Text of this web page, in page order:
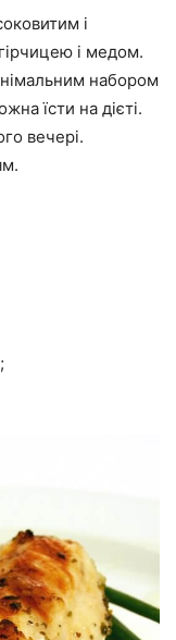
і
і медом.
набором
їсти на дієті.
вечері.